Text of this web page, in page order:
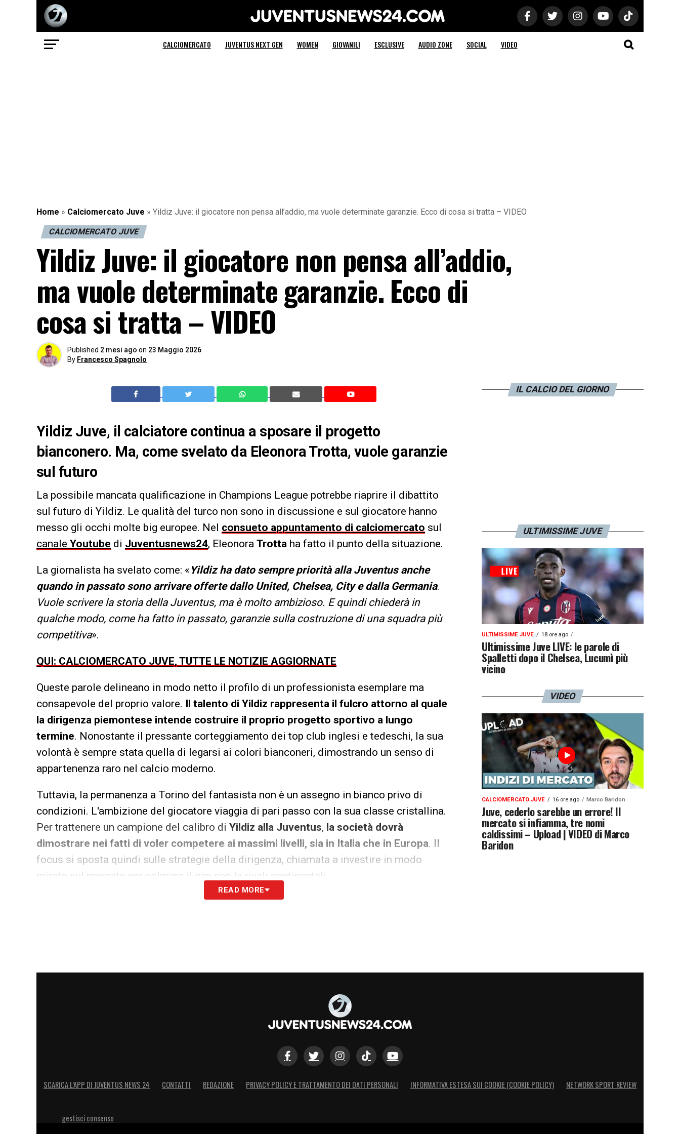
Juventus News 24
CALCIOMERCATO JUVENTUS NEXT GEN WOMEN GIOVANILI ESCLUSIVE AUDIO ZONE SOCIAL VIDEO
Home » Calciomercato Juve » Yildiz Juve: il giocatore non pensa all’addio, ma vuole determinate garanzie. Ecco di cosa si tratta – VIDEO
CALCIOMERCATO JUVE
Yildiz Juve: il giocatore non pensa all’addio,
ma vuole determinate garanzie. Ecco di
cosa si tratta – VIDEO
Published 2 mesi ago on 23 Maggio 2026
By Francesco Spagnolo
Yildiz Juve, il calciatore continua a sposare il progetto
bianconero. Ma, come svelato da Eleonora Trotta, vuole garanzie
sul futuro
La possibile mancata qualificazione in Champions League potrebbe riaprire il dibattito
sul futuro di Yildiz. Le qualità del turco non sono in discussione e sul giocatore hanno
messo gli occhi molte big europee. Nel consueto appuntamento di calciomercato sul
canale Youtube di Juventusnews24, Eleonora Trotta ha fatto il punto della situazione.
La giornalista ha svelato come: «Yildiz ha dato sempre priorità alla Juventus anche
quando in passato sono arrivare offerte dallo United, Chelsea, City e dalla Germania.
Vuole scrivere la storia della Juventus, ma è molto ambizioso. E quindi chiederà in
qualche modo, come ha fatto in passato, garanzie sulla costruzione di una squadra più
competitiva».
QUI: CALCIOMERCATO JUVE, TUTTE LE NOTIZIE AGGIORNATE
Queste parole delineano in modo netto il profilo di un professionista esemplare ma
consapevole del proprio valore. Il talento di Yildiz rappresenta il fulcro attorno al quale
la dirigenza piemontese intende costruire il proprio progetto sportivo a lungo
termine. Nonostante il pressante corteggiamento dei top club inglesi e tedeschi, la sua
volontà è sempre stata quella di legarsi ai colori bianconeri, dimostrando un senso di
appartenenza raro nel calcio moderno.
Tuttavia, la permanenza a Torino del fantasista non è un assegno in bianco privo di
condizioni. L'ambizione del giocatore viaggia di pari passo con la sua classe cristallina.
Per trattenere un campione del calibro di Yildiz alla Juventus, la società dovrà
dimostrare nei fatti di voler competere ai massimi livelli, sia in Italia che in Europa. Il
focus si sposta quindi sulle strategie della dirigenza, chiamata a investire in modo
mirato sul mercato per colmare il gap con le rivali continentali.
READ MORE
IL CALCIO DEL GIORNO
ULTIMISSIME JUVE
ULTIMISSIME JUVE 18 ore ago
Ultimissime Juve LIVE: le parole di
Spalletti dopo il Chelsea, Lucumì più
vicino
VIDEO
CALCIOMERCATO JUVE 16 ore ago Marco Baridon
Juve, cederlo sarebbe un errore! Il
mercato si infiamma, tre nomi
caldissimi – Upload | VIDEO di Marco
Baridon
SCARICA L’APP DI JUVENTUS NEWS 24 CONTATTI REDAZIONE PRIVACY POLICY E TRATTAMENTO DEI DATI PERSONALI INFORMATIVA ESTESA SUI COOKIE (COOKIE POLICY) NETWORK SPORT REVIEW
gestisci consenso